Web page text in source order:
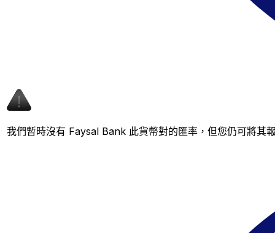
我們暫時沒有 Faysal Bank 此貨幣對的匯率，但您仍可將其